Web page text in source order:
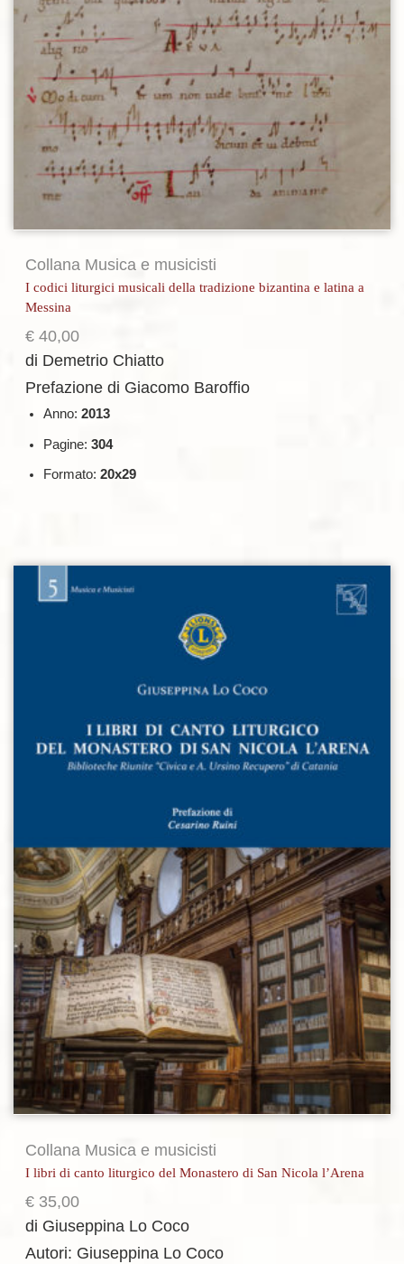
Collana Musica e musicisti
I codici liturgici musicali della tradizione bizantina e latina a
Messina
€ 40,00
di Demetrio Chiatto
Prefazione di Giacomo Baroffio
Anno: 2013
Pagine: 304
Formato: 20x29
Aggiungi alla lista dei desideri
Collana Musica e musicisti
I libri di canto liturgico del Monastero di San Nicola l’Arena
€ 35,00
di Giuseppina Lo Coco
Autori: Giuseppina Lo Coco